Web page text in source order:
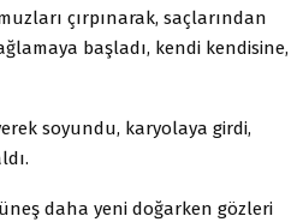
çırpınarak, saçlarından
başladı, kendi kendisine,
soyundu, karyolaya girdi,
daha yeni doğarken gözleri